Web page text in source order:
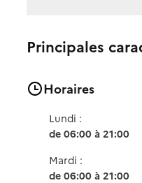
Principales
Horaires
Lundi :
de 06:00 à 21:00
Mardi :
de 06:00 à 21:00